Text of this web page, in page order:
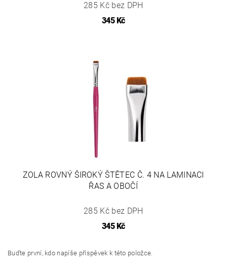
285 Kč bez DPH
345 Kč
ZOLA ROVNÝ ŠIROKÝ ŠTĚTEC Č. 4 NA LAMINACI
ŘAS A OBOČÍ
285 Kč bez DPH
345 Kč
Buďte první, kdo napíše příspěvek k této položce.